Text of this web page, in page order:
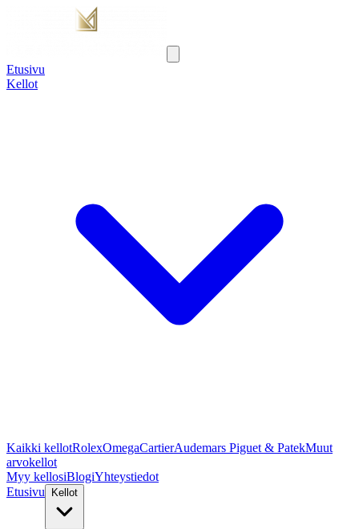
Etusivu
Kellot
Kaikki kellotRolexOmegaCartierAudemars Piguet & PatekMuut
arvokellot
Myy kellosiBlogiYhteystiedot
Etusivu
Kellot